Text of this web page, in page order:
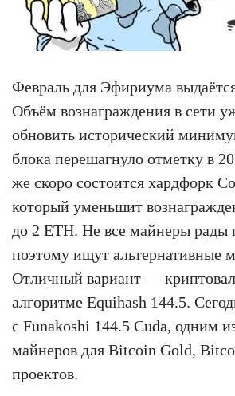
Февраль для Эфириума
Объём вознаграждения в сети
обновить исторический
блока перешагнуло отметку в
же скоро состоится хардфорк
который уменьшит
до 2 ETH. Не все майнеры рады
поэтому ищут альтернативные
Отличный вариант —
алгоритме Equihash 144.5.
с Funakoshi 144.5 Cuda, одним
майнеров для Bitcoin Gold,
проектов.